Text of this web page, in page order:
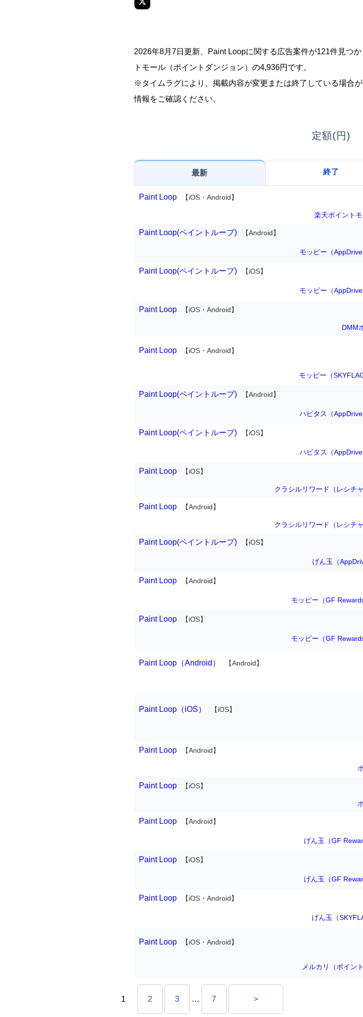
2026年8月7日更新、Paint Loopに関する広告案件が121件見つ
トモール（ポイントダンジョン）の4,936円です。
※タイムラグにより、掲載内容が変更または終了している場合
情報をご確認ください。
定額(円)
最新 終了
Paint Loop 【iOS・Android】
楽天ポイント
Paint Loop(ペイントループ) 【Android】
モッピー（AppDriver
Paint Loop(ペイントループ) 【iOS】
モッピー（AppDriver
Paint Loop 【iOS・Android】
DMM
Paint Loop 【iOS・Android】
モッピー（SKYFLAG
Paint Loop(ペイントループ) 【Android】
ハピタス（AppDriver
Paint Loop(ペイントループ) 【iOS】
ハピタス（AppDriver
Paint Loop 【iOS】
クラシルリワード（レシチャ
Paint Loop 【Android】
クラシルリワード（レシチャ
Paint Loop(ペイントループ) 【iOS】
げん玉（
Paint Loop 【Android】
モッピー（GF Rewards
Paint Loop 【iOS】
モッピー（GF Rewards
Paint Loop（Android） 【Android】
Paint Loop（iOS） 【iOS】
Paint Loop 【Android】
Paint Loop 【iOS】
Paint Loop 【Android】
げん玉（GF
Paint Loop 【iOS】
げん玉（GF
Paint Loop 【iOS・Android】
げん玉（
Paint Loop 【iOS・Android】
メルカリ（ポイン
1 2 3 … 7 >